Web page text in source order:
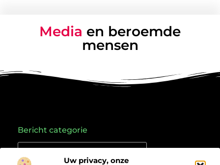
Uw privacy, onze
Media en beroemde
mensen
Bericht categorie